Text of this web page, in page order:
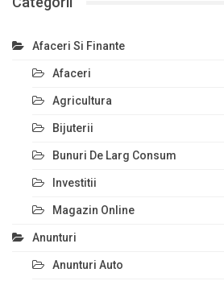
Afaceri Si Finante
Afaceri
Agricultura
Bijuterii
Bunuri De Larg Consum
Investitii
Magazin Online
Anunturi
Anunturi Auto